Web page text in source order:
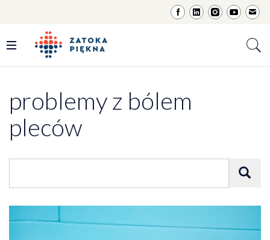
problemy z bólem
pleców